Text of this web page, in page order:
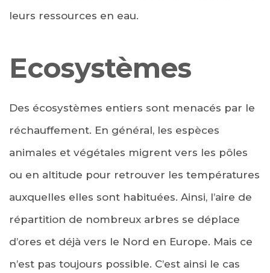
leurs ressources en eau.
Ecosystèmes
Des écosystèmes entiers sont menacés par le
réchauffement. En général, les espèces
animales et végétales migrent vers les pôles
ou en altitude pour retrouver les températures
auxquelles elles sont habituées. Ainsi, l’aire de
répartition de nombreux arbres se déplace
d’ores et déjà vers le Nord en Europe. Mais ce
n’est pas toujours possible. C’est ainsi le cas